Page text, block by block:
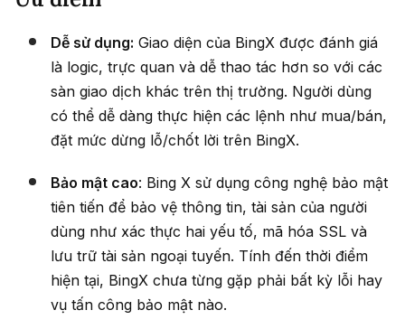
Dễ sử dụng: Giao diện của BingX được đánh giá
là logic, trực quan và dễ thao tác hơn so với các
sàn giao dịch khác trên thị trường. Người dùng
có thể dễ dàng thực hiện các lệnh như mua/bán,
đặt mức dừng lỗ/chốt lời trên BingX.
Bảo mật cao: Bing X sử dụng công nghệ bảo mật
tiên tiến để bảo vệ thông tin, tài sản của người
dùng như xác thực hai yếu tố, mã hóa SSL và
lưu trữ tài sản ngoại tuyến. Tính đến thời điểm
hiện tại, BingX chưa từng gặp phải bất kỳ lỗi hay
vụ tấn công bảo mật nào.